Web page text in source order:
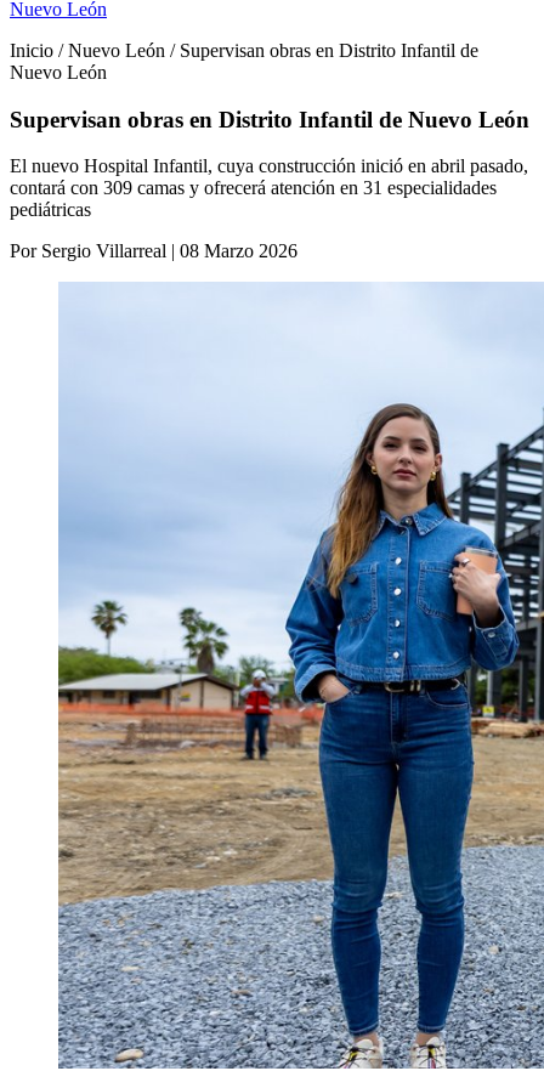
Nuevo León
Inicio / Nuevo León / Supervisan obras en Distrito Infantil de
Nuevo León
Supervisan obras en Distrito Infantil de Nuevo León
El nuevo Hospital Infantil, cuya construcción inició en abril pasado,
contará con 309 camas y ofrecerá atención en 31 especialidades
pediátricas
Por Sergio Villarreal | 08 Marzo 2026